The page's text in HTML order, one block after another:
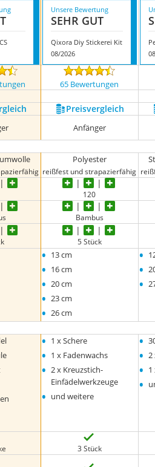
Unsere Bewertung
SEHR GUT
Qixora Diy Stickerei Kit
08/2026
65 Bewertungen
Preis­vergleich
Anfänger
Polyester
reißfest und strapazierfähig
120
Bambus
5 Stück
• 13 cm
• 16 cm
• 20 cm
• 23 cm
• 26 cm
•
•
•
• 1 x Schere
• 1 x Fadenwachs
• 2 x Kreuzstich-
Einfädelwerkzeuge
• und weitere
•
• 2
• 1
•
3 Stück